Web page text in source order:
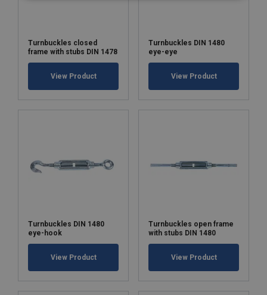
Turnbuckles closed
frame with stubs DIN 1478
View Product
Turnbuckles DIN 1480
eye-eye
View Product
Turnbuckles DIN 1480
eye-hook
View Product
Turnbuckles open frame
with stubs DIN 1480
View Product